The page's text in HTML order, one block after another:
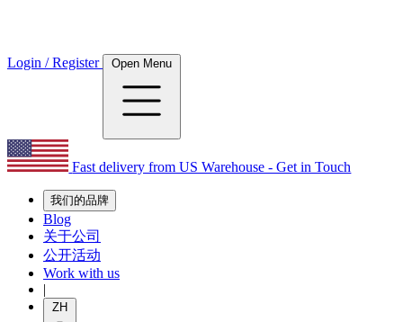
Login / Register Open Menu
Fast delivery from US Warehouse - Get in Touch
我们的品牌
Blog
关于公司
公开活动
Work with us
|
ZH